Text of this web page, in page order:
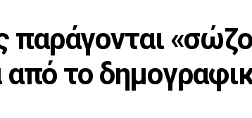
παράγονται
το